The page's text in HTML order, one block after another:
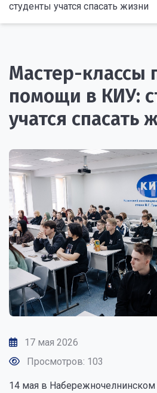
студенты учатся спасать жизни
Мастер-классы
помощи в КИУ:
учатся спасать
17 мая 2026
Просмотров: 103
14 мая в